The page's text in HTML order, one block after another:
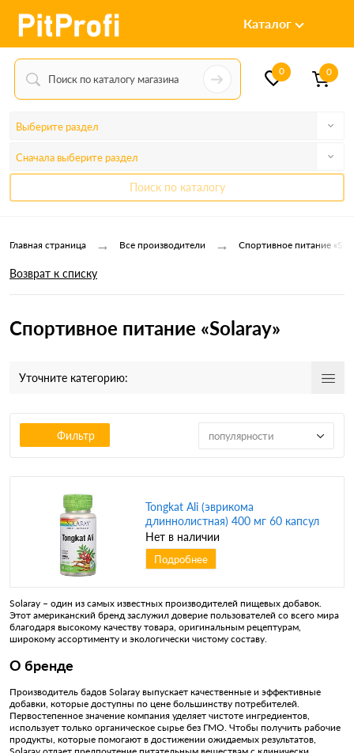
Каталог
0 0
Выберите раздел
Сначала выберите раздел
Поиск по каталогу
Главная страница → Все производители → Спортивное питание
Возврат к списку
Спортивное питание «Solaray»
Уточните категорию:
Фильтр популярности
Tongkat Ali (эврикома
длиннолистная) 400 мг 60 капсул
(Solaray)
Нет в наличии
Подробнее
Solaray – один из самых известных производителей пищевых добавок.
Этот американский бренд заслужил доверие пользователей со всего мира
благодаря высокому качеству товара, оригинальным рецептурам,
широкому ассортименту и экологически чистому составу.
О бренде
Производитель бадов Solaray выпускает качественные и эффективные
добавки, которые доступны по цене большинству потребителей.
Первостепенное значение компания уделяет чистоте ингредиентов,
использует только органическое сырье без ГМО. Чтобы получить рабочие
продукты, которые помогают в достижении ожидаемых результатов,